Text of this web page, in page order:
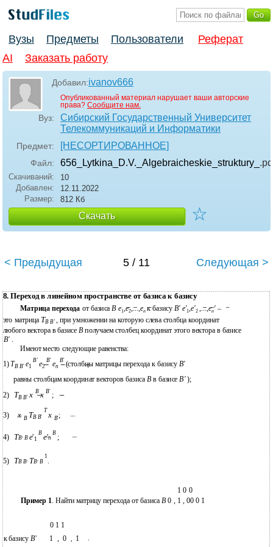
Вузы Предметы Пользователи
Реферат
AI
Заказать работу
Добавил:ivanov666
Опубликованный материал нарушает ваши авторские
права? Сообщите нам.
Вуз:
Сибирский Государственный Университет
Телекоммуникаций и Информатики
Предмет: [НЕСОРТИРОВАННОЕ]
Файл: 656_Lytkina_D.V._Algebraicheskie_struktury_
Скачиваний:
10
Добавлен:
12.11.2022
Размер:
812 Кб
Скачать ☆
< Предыдущая 5 / 11 Следующая >
8. Переход в линейном пространстве от базиса к базису
Матрица перехода от базисаB e1,e2,...,enк базису B' e'1,e'2 ,...,en' –
это матрица TB B' , при умножении на которую слева столбца координат
любого вектора в базисеBполучаем столбец координат этого вектора в базисе
B' .
Имеют место следующие равенства:
1)TB B' e1
B' e2
B' en
B' (столбцы матрицы перехода к базису B'
равны столбцам координат векторов базиса Bв базисе B');
2) TB B' x BxB' ;
3) x B TB B'
Tx B';
4) TB' B e' 1
B e'n
B
;
5) TB B' TB' B
1
.
1 0 0
Пример 1. Найти матрицу перехода от базисаB0 , 1 , 00 0 1
0 1 1
1 0 1
к базисуB' , ,